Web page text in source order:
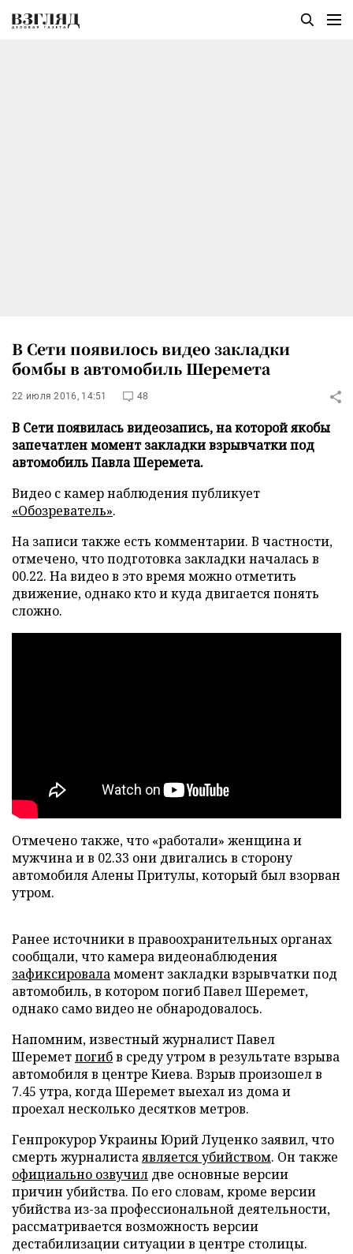
В Сети появилось видео закладки
бомбы в автомобиль Шеремета
22 июля 2016, 14:51 48
В Сети появилась видеозапись, на которой якобы
запечатлен момент закладки взрывчатки под
автомобиль Павла Шеремета.
Видео с камер наблюдения публикует
«Обозреватель».
На записи также есть комментарии. В частности,
отмечено, что подготовка закладки началась в
00.22. На видео в это время можно отметить
движение, однако кто и куда двигается понять
сложно.
Отмечено также, что «работали» женщина и
мужчина и в 02.33 они двигались в сторону
автомобиля Алены Притулы, который был взорван
утром.
Ранее источники в правоохранительных органах
сообщали, что камера видеонаблюдения
зафиксироваламомент закладки взрывчатки под
автомобиль, в котором погиб Павел Шеремет,
однако само видео не обнародовалось.
Напомним, известный журналист Павел
Шереметпогибв среду утром в результате взрыва
автомобиля в центре Киева. Взрыв произошел в
7.45 утра, когда Шеремет выехал из дома и
проехал несколько десятков метров.
Генпрокурор Украины Юрий Луценко заявил, что
смерть журналистаявляется убийством. Он также
официально озвучил две основные версии
причин убийства. По его словам, кроме версии
убийства из-за профессиональной деятельности,
рассматривается возможность версии
дестабилизации ситуации в центре столицы.